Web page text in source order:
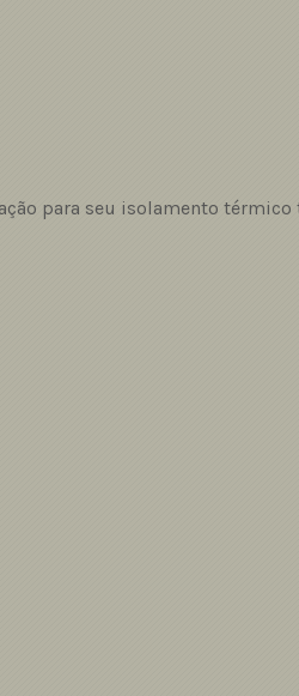
para seu isolamento térmico